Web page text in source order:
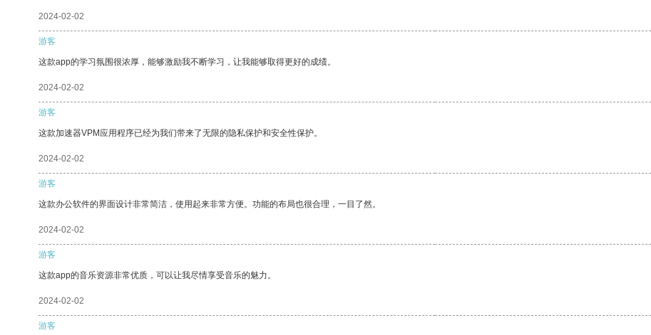
2024-02-02
游客
这款app的学习氛围很浓厚，能够激励我不断学习，让我能够取得更好的成绩。
2024-02-02
游客
这款加速器VPM应用程序已经为我们带来了无限的隐私保护和安全性保护。
2024-02-02
游客
这款办公软件的界面设计非常简洁，使用起来非常方便。功能的布局也很合理，一目了然。
2024-02-02
游客
这款app的音乐资源非常优质，可以让我尽情享受音乐的魅力。
2024-02-02
游客